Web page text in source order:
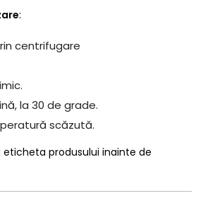
:
centrifugare
la 30 de grade.
scăzută.
produsului inainte de